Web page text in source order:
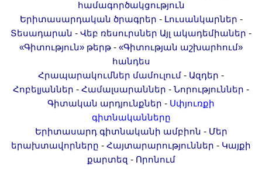
համագործակցություն
Երիտասարդական ծրագրեր - Լուսանկարներ -
Տեսադարան - Վեբ ռեսուրսներ Այլ ակադեմիաներ -
«Գիտություն» թերթ - «Գիտության աշխարհում»
հանդես
Հրապարակումներ մամուլում - Ազդեր -
Հոբելյաններ - Համալսարաններ - Նորություններ -
Գիտական արդյունքներ - Սփյուռքի
գիտնականները
Երիտասարդ գիտնականի ամբիոն - Մեր
երախտավորները - Հայտարարություններ - Կայքի
քարտեզ - Որոնում